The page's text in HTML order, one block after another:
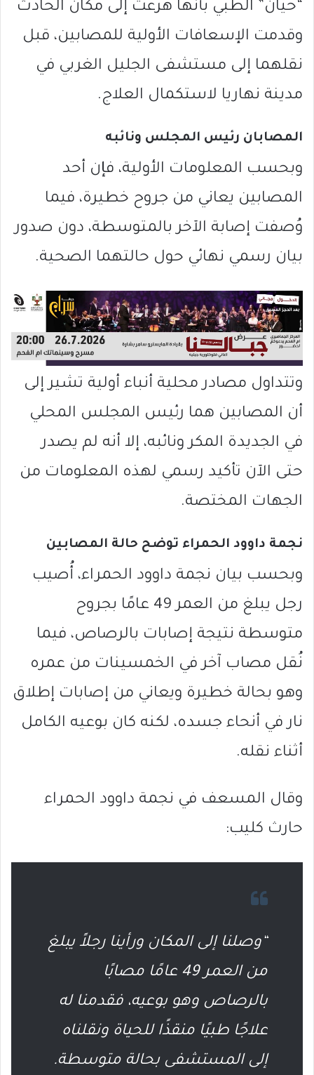
“حيان” الطبي بأنها هرعت إلى مكان الحادث
وقدمت الإسعافات الأولية للمصابين، قبل
نقلهما إلى مستشفى الجليل الغربي في
مدينة نهاريا لاستكمال العلاج.
المصابان رئيس المجلس ونائبه
وبحسب المعلومات الأولية، فإن أحد
المصابين يعاني من جروح خطيرة، فيما
وُصفت إصابة الآخر بالمتوسطة، دون صدور
بيان رسمي نهائي حول حالتهما الصحية.
وتتداول مصادر محلية أنباء أولية تشير إلى
أن المصابين هما رئيس المجلس المحلي
في الجديدة المكر ونائبه، إلا أنه لم يصدر
حتى الآن تأكيد رسمي لهذه المعلومات من
الجهات المختصة.
نجمة داوود الحمراء توضح حالة المصابين
وبحسب بيان نجمة داوود الحمراء، أُصيب
رجل يبلغ من العمر 49 عامًا بجروح
متوسطة نتيجة إصابات بالرصاص، فيما
نُقل مصاب آخر في الخمسينات من عمره
وهو بحالة خطيرة ويعاني من إصابات إطلاق
نار في أنحاء جسده، لكنه كان بوعيه الكامل
أثناء نقله.
وقال المسعف في نجمة داوود الحمراء
حارث كليب:
“وصلنا إلى المكان ورأينا رجلاً يبلغ
من العمر 49 عامًا مصابًا
بالرصاص وهو بوعيه، فقدمنا له
علاجًا طبيًا منقذًا للحياة ونقلناه
إلى المستشفى بحالة متوسطة.